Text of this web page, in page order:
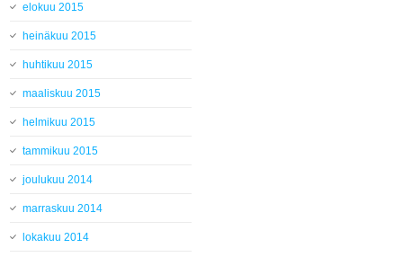
elokuu 2015
heinäkuu 2015
huhtikuu 2015
maaliskuu 2015
helmikuu 2015
tammikuu 2015
joulukuu 2014
marraskuu 2014
lokakuu 2014